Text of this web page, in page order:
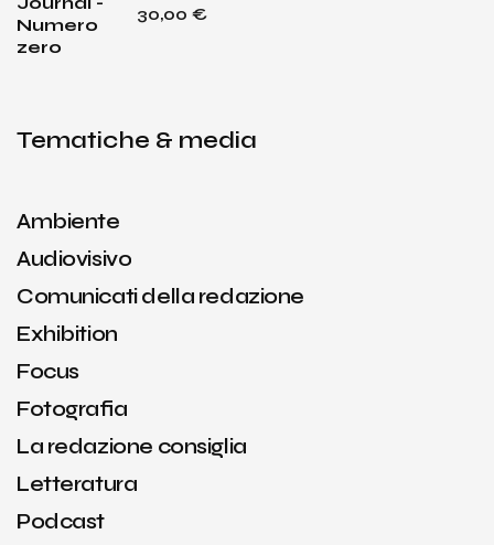
30,00 €
Tematiche & media
Ambiente
Audiovisivo
Comunicati della redazione
Exhibition
Focus
Fotografia
La redazione consiglia
Letteratura
Podcast